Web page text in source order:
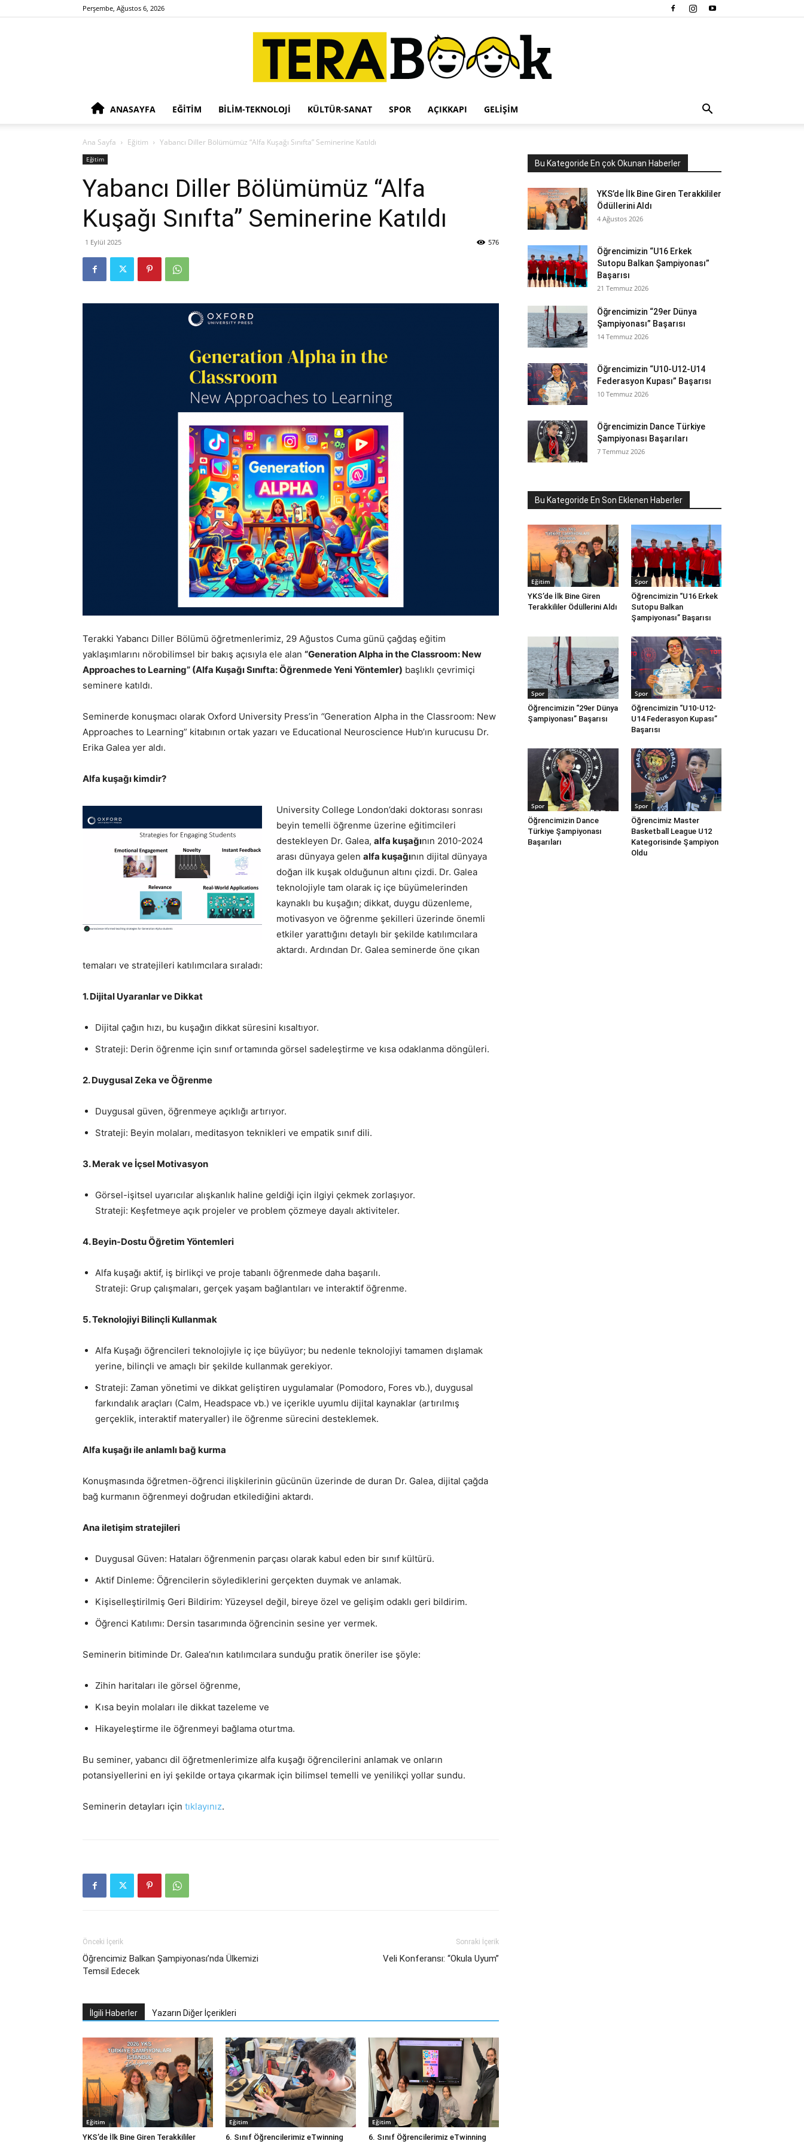
Perşembe, Ağustos 6, 2026
ANASAYFA EĞITIM BILIM-TEKNOLOJI KÜLTÜR-SANAT SPOR AÇIKKAPI GELIŞIM
Ana Sayfa Eğitim Yabancı Diller Bölümümüz “Alfa Kuşağı Sınıfta” Seminerine Katıldı
Eğitim
Yabancı Diller Bölümümüz “Alfa
Kuşağı Sınıfta” Seminerine Katıldı
1 Eylül 2025 576
Terakki Yabancı Diller Bölümü öğretmenlerimiz, 29 Ağustos Cuma günü çağdaş eğitim
yaklaşımlarını nörobilimsel bir bakış açısıyla ele alan “Generation Alpha in the Classroom: New
Approaches to Learning” (Alfa Kuşağı Sınıfta: Öğrenmede Yeni Yöntemler) başlıklı çevrimiçi
seminere katıldı.
Seminerde konuşmacı olarak Oxford University Press’in “Generation Alpha in the Classroom: New
Approaches to Learning” kitabının ortak yazarı ve Educational Neuroscience Hub’ın kurucusu Dr.
Erika Galea yer aldı.
Alfa kuşağı kimdir?
University College London’daki doktorası sonrası
beyin temelli öğrenme üzerine eğitimcileri
destekleyen Dr. Galea, alfa kuşağının 2010-2024
arası dünyaya gelen alfa kuşağının dijital dünyaya
doğan ilk kuşak olduğunun altını çizdi. Dr. Galea
teknolojiyle tam olarak iç içe büyümelerinden
kaynaklı bu kuşağın; dikkat, duygu düzenleme,
motivasyon ve öğrenme şekilleri üzerinde önemli
etkiler yarattığını detaylı bir şekilde katılımcılara
aktardı. Ardından Dr. Galea seminerde öne çıkan
temaları ve stratejileri katılımcılara sıraladı:
1. Dijital Uyaranlar ve Dikkat
Dijital çağın hızı, bu kuşağın dikkat süresini kısaltıyor.
Strateji: Derin öğrenme için sınıf ortamında görsel sadeleştirme ve kısa odaklanma döngüleri.
2. Duygusal Zeka ve Öğrenme
Duygusal güven, öğrenmeye açıklığı artırıyor.
Strateji: Beyin molaları, meditasyon teknikleri ve empatik sınıf dili.
3. Merak ve İçsel Motivasyon
Görsel-işitsel uyarıcılar alışkanlık haline geldiği için ilgiyi çekmek zorlaşıyor.
Strateji: Keşfetmeye açık projeler ve problem çözmeye dayalı aktiviteler.
4. Beyin-Dostu Öğretim Yöntemleri
Alfa kuşağı aktif, iş birlikçi ve proje tabanlı öğrenmede daha başarılı.
Strateji: Grup çalışmaları, gerçek yaşam bağlantıları ve interaktif öğrenme.
5. Teknolojiyi Bilinçli Kullanmak
Alfa Kuşağı öğrencileri teknolojiyle iç içe büyüyor; bu nedenle teknolojiyi tamamen dışlamak
yerine, bilinçli ve amaçlı bir şekilde kullanmak gerekiyor.
Strateji: Zaman yönetimi ve dikkat geliştiren uygulamalar (Pomodoro, Fores vb.), duygusal
farkındalık araçları (Calm, Headspace vb.) ve içerikle uyumlu dijital kaynaklar (artırılmış
gerçeklik, interaktif materyaller) ile öğrenme sürecini desteklemek.
Alfa kuşağı ile anlamlı bağ kurma
Konuşmasında öğretmen-öğrenci ilişkilerinin gücünün üzerinde de duran Dr. Galea, dijital çağda
bağ kurmanın öğrenmeyi doğrudan etkilediğini aktardı.
Ana iletişim stratejileri
Duygusal Güven: Hataları öğrenmenin parçası olarak kabul eden bir sınıf kültürü.
Aktif Dinleme: Öğrencilerin söylediklerini gerçekten duymak ve anlamak.
Kişiselleştirilmiş Geri Bildirim: Yüzeysel değil, bireye özel ve gelişim odaklı geri bildirim.
Öğrenci Katılımı: Dersin tasarımında öğrencinin sesine yer vermek.
Seminerin bitiminde Dr. Galea’nın katılımcılara sunduğu pratik öneriler ise şöyle:
Zihin haritaları ile görsel öğrenme,
Kısa beyin molaları ile dikkat tazeleme ve
Hikayeleştirme ile öğrenmeyi bağlama oturtma.
Bu seminer, yabancı dil öğretmenlerimize alfa kuşağı öğrencilerini anlamak ve onların
potansiyellerini en iyi şekilde ortaya çıkarmak için bilimsel temelli ve yenilikçi yollar sundu.
Seminerin detayları için tıklayınız.
Önceki İçerik
Öğrencimiz Balkan Şampiyonası’nda Ülkemizi
Temsil Edecek
Sonraki İçerik
Veli Konferansı: “Okula Uyum”
İlgili Haberler Yazarın Diğer İçerikleri
Eğitim
YKS’de İlk Bine Giren Terakkililer
Eğitim
6. Sınıf Öğrencilerimiz eTwinning
Eğitim
6. Sınıf Öğrencilerimiz eTwinning
Bu Kategoride En çok Okunan Haberler
YKS’de İlk Bine Giren Terakkililer
Ödüllerini Aldı
4 Ağustos 2026
Öğrencimizin “U16 Erkek
Sutopu Balkan Şampiyonası”
Başarısı
21 Temmuz 2026
Öğrencimizin “29er Dünya
Şampiyonası” Başarısı
14 Temmuz 2026
Öğrencimizin “U10-U12-U14
Federasyon Kupası” Başarısı
10 Temmuz 2026
Öğrencimizin Dance Türkiye
Şampiyonası Başarıları
7 Temmuz 2026
Bu Kategoride En Son Eklenen Haberler
Eğitim
YKS’de İlk Bine Giren
Terakkililer Ödüllerini Aldı
Spor
Öğrencimizin “U16 Erkek
Sutopu Balkan
Şampiyonası” Başarısı
Spor
Öğrencimizin “29er Dünya
Şampiyonası” Başarısı
Spor
Öğrencimizin “U10-U12-
U14 Federasyon Kupası”
Başarısı
Spor
Öğrencimizin Dance
Türkiye Şampiyonası
Başarıları
Spor
Öğrencimiz Master
Basketball League U12
Kategorisinde Şampiyon
Oldu